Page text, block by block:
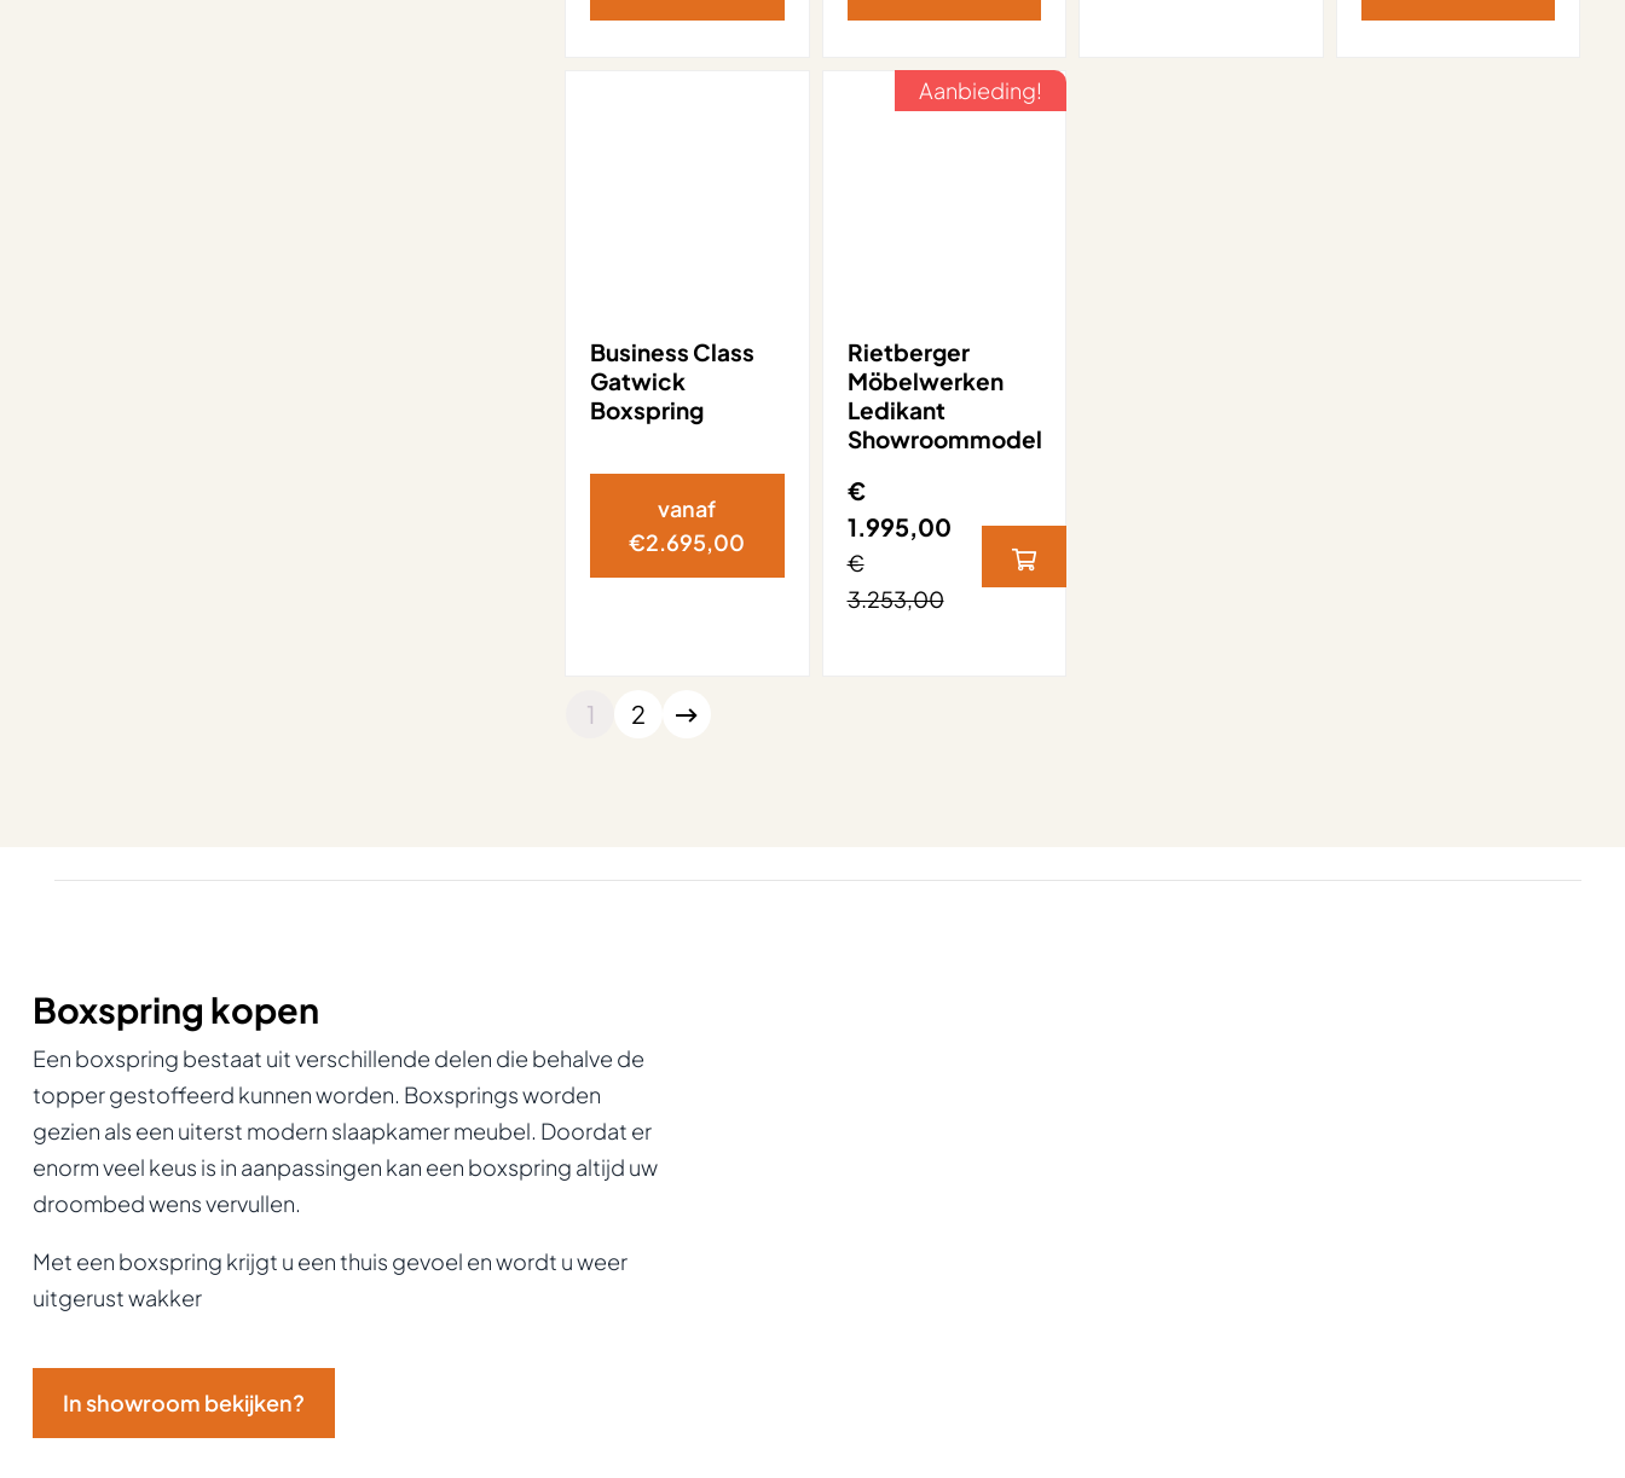
Business Class
Gatwick
Boxspring
vanaf
€2.695,00
Aanbieding!
Rietberger
Möbelwerken
Ledikant
Showroommodel
€
1.995,00
€
3.253,00
1 2
Boxspring kopen
Een boxspring bestaat uit verschillende delen die behalve de
topper gestoffeerd kunnen worden. Boxsprings worden
gezien als een uiterst modern slaapkamer meubel. Doordat er
enorm veel keus is in aanpassingen kan een boxspring altijd uw
droombed wens vervullen.
Met een boxspring krijgt u een thuis gevoel en wordt u weer
uitgerust wakker
In showroom bekijken?